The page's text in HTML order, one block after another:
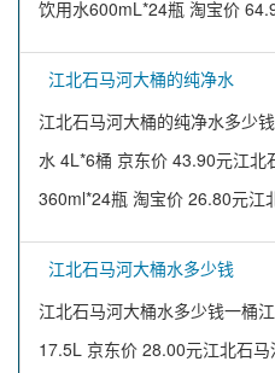
饮用水600mL*24瓶 淘宝价
江北石马河大桶的纯净水
江北石马河大桶的纯净水多少
水 4L*6桶 京东价 43.90元江
360ml*24瓶 淘宝价 26.80元江
江北石马河大桶水多少钱
江北石马河大桶水多少钱一桶
17.5L 京东价 28.00元江北石